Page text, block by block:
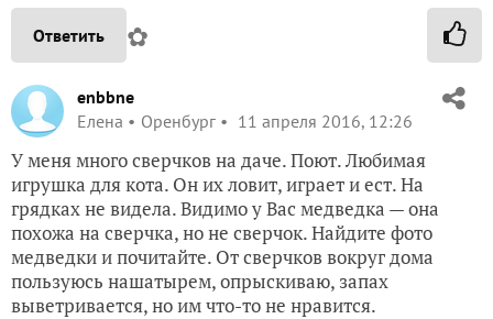
Ответить ✿
enbbne
Елена
Оренбург 11 апреля 2016, 12:26
У меня много сверчков на даче. Поют. Любимая
игрушка для кота. Он их ловит, играет и ест. На
грядках не видела. Видимо у Вас медведка — она
похожа на сверчка, но не сверчок. Найдите фото
медведки и почитайте. От сверчков вокруг дома
пользуюсь нашатырем, опрыскиваю, запах
выветривается, но им что-то не нравится.